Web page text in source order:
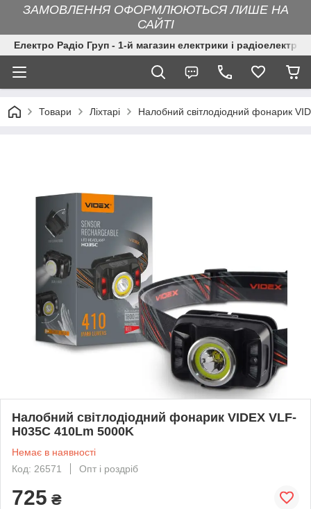
ЗАМОВЛЕННЯ ОФОРМЛЮЮТЬСЯ ЛИШЕ НА
САЙТІ
Електро Радіо Груп - 1-й магазин електрики і
Товари Ліхтарі Налобний світлодіодний фонарик
Налобний світлодіодний фонарик VIDEX VLF-
H035C 410Lm 5000K
Немає в наявності
Код: 26571
Опт і роздріб
725 ₴